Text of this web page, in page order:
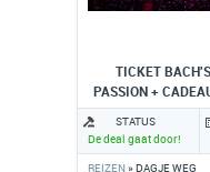
TICKET
PASSION +
70
REIZEN» DAGJE WEG
STATUS
De deal gaat door!